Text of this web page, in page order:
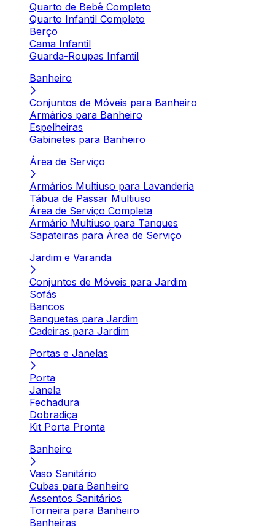
Quarto de Bebê Completo
Quarto Infantil Completo
Berço
Cama Infantil
Guarda-Roupas Infantil
Banheiro
Conjuntos de Móveis para Banheiro
Armários para Banheiro
Espelheiras
Gabinetes para Banheiro
Área de Serviço
Armários Multiuso para Lavanderia
Tábua de Passar Multiuso
Área de Serviço Completa
Armário Multiuso para Tanques
Sapateiras para Área de Serviço
Jardim e Varanda
Conjuntos de Móveis para Jardim
Sofás
Bancos
Banquetas para Jardim
Cadeiras para Jardim
Portas e Janelas
Porta
Janela
Fechadura
Dobradiça
Kit Porta Pronta
Banheiro
Vaso Sanitário
Cubas para Banheiro
Assentos Sanitários
Torneira para Banheiro
Banheiras